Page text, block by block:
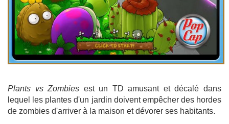
Plants vs Zombies est un TD amusant et décalé dans
lequel les plantes d'un jardin doivent empêcher des hordes
de zombies d'arriver à la maison et dévorer ses habitants.